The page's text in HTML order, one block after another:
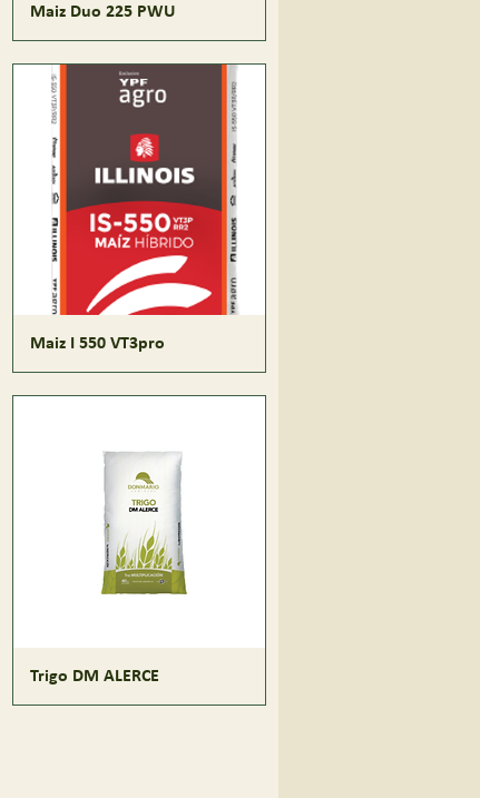
Maiz Duo 225 PWU
Maiz I 550 VT3pro
Trigo DM ALERCE